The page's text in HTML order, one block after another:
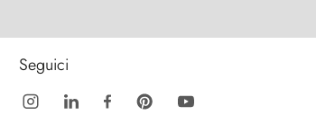
Seguici